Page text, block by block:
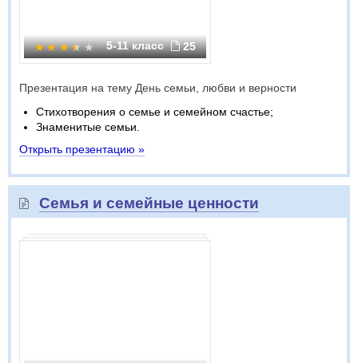
5-11 класс 25
Презентация на тему День семьи, любви и верности
Стихотворения о семье и семейном счастье;
Знаменитые семьи.
Открыть презентацию »
Семья и семейные ценности